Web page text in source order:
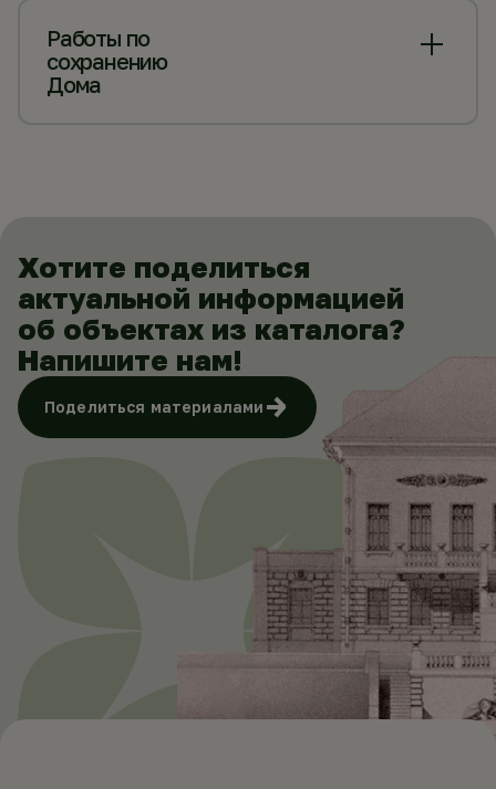
Работы по
сохранению
Дома
Хотите поделиться
актуальной информацией
об объектах из каталога?
Напишите нам!
Поделиться материалами